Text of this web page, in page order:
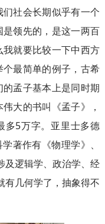
社会长期似乎有一个
领先的，是这一两百
就要比较一下中西方
最简单的例子，古希
孟子基本上是同时期
大的书叫《孟子》，
多5万字。亚里士多德
著作有《物理学》、
及逻辑学、政治学、经
有几何学了，抽象得不